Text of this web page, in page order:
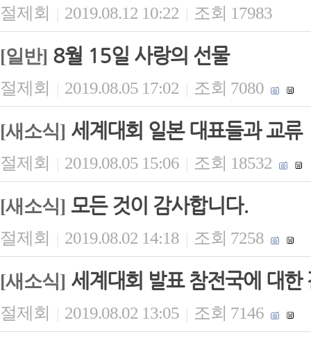
절제회 | 2019.08.12 10:22 | 조회 17983
[일반] 8월 15일 사랑의 선물
절제회 | 2019.08.05 17:02 | 조회 7080
[새소식] 세계대회 일본 대표들과 교류
절제회 | 2019.08.05 15:06 | 조회 18532
[새소식] 모든 것이 감사합니다.
절제회 | 2019.08.02 14:18 | 조회 7258
[새소식] 세계대회 발표 참전국에 대한
절제회 | 2019.08.02 13:05 | 조회 7146